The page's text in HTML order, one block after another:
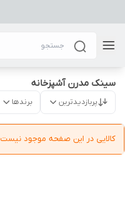
سینک مدرن آشپزخانه
پربازدیدترین برندها
کالایی در این صفحه موجود نیست